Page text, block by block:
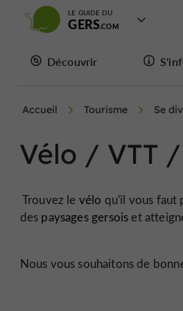
LE GUIDE DU
GERS
Découvrir
Accueil Tourisme Se
Vélo / VTT
Trouvez le vélo qu'il vous faut
des paysages gersoiset
Nous vous souhaitons de